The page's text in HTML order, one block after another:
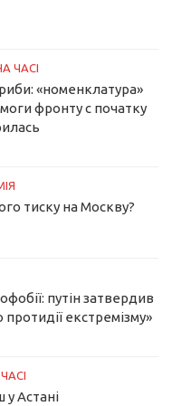
ЧАСІ
«номенклатура»
фронту с початку
тиску на Москву?
путін затвердив
протидії екстремізму»
Астані